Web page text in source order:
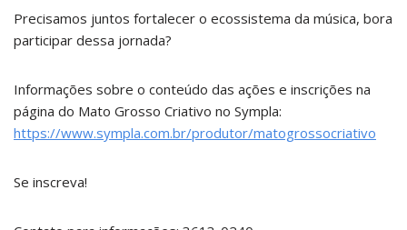
Precisamos juntos fortalecer o ecossistema da música, bora
participar dessa jornada?
Informações sobre o conteúdo das ações e inscrições na
página do Mato Grosso Criativo no Sympla:
https://www.sympla.com.br/produtor/matogrossocriativo
Se inscreva!